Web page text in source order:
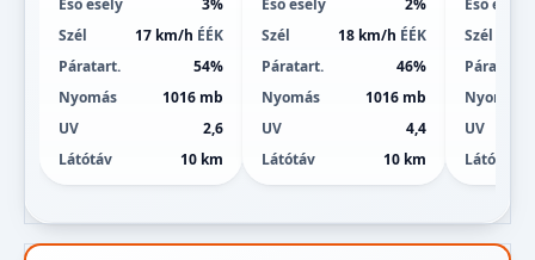
Eső esély
3%
Szél
17 km/h ÉÉK
Páratart.
54%
Nyomás
1016 mb
UV
2,6
Látótáv
10 km
Eső esély
2%
Szél
18 km/h ÉÉK
Páratart.
46%
Nyomás
1016 mb
UV
4,4
Látótáv
10 km
Eső esély
Szél
Páratart.
Nyomás
UV
Látótáv